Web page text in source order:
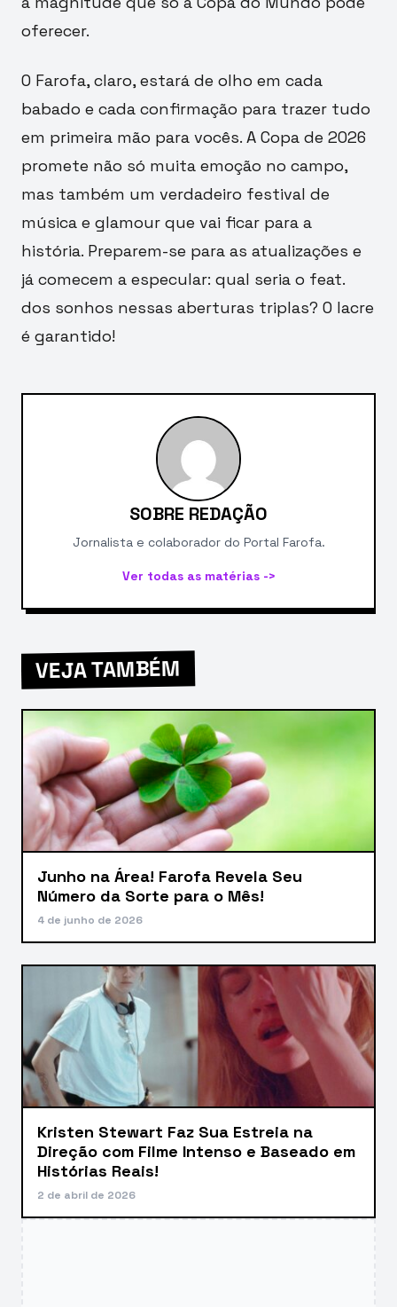
oferecer.
O Farofa, claro, estará de olho em cada
babado e cada confirmação para trazer tudo
em primeira mão para vocês. A Copa de 2026
promete não só muita emoção no campo,
mas também um verdadeiro festival de
música e glamour que vai ficar para a
história. Preparem-se para as atualizações e
já comecem a especular: qual seria o feat.
dos sonhos nessas aberturas triplas? O lacre
é garantido!
SOBRE REDAÇÃO
Jornalista e colaborador do Portal Farofa.
Ver todas as matérias ->
VEJA TAMBÉM
Junho na Área! Farofa Revela Seu
Número da Sorte para o Mês!
4 de junho de 2026
Kristen Stewart Faz Sua Estreia na
Direção com Filme Intenso e Baseado em
Histórias Reais!
2 de abril de 2026